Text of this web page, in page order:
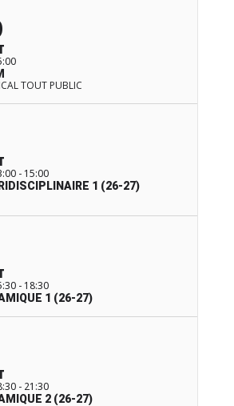
TOUT PUBLIC
- 15:00
1 (26-27)
- 18:30
1 (26-27)
- 21:30
2 (26-27)